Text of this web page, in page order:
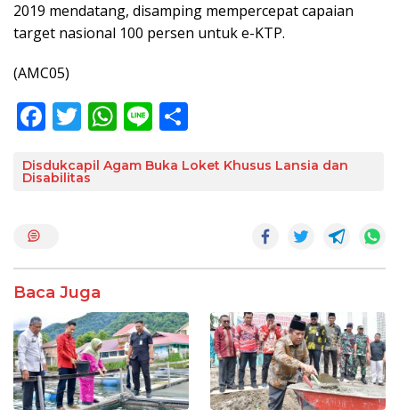
2019 mendatang, disamping mempercepat capaian
target nasional 100 persen untuk e-KTP.
(AMC05)
F
e
o
k
T
itt
W
at
p
Li
e ar
Disdukcapil Agam Buka Loket Khusus Lansia dan
Disabilitas
Baca Juga